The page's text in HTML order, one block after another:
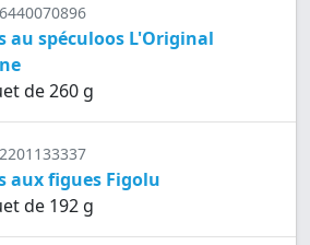
au spéculoos L'Original
de 260 g
aux figues Figolu
de 192 g